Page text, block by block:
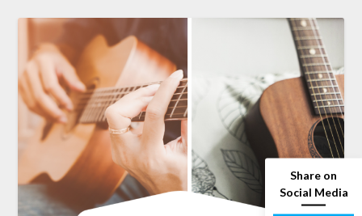
Share on
Social Media